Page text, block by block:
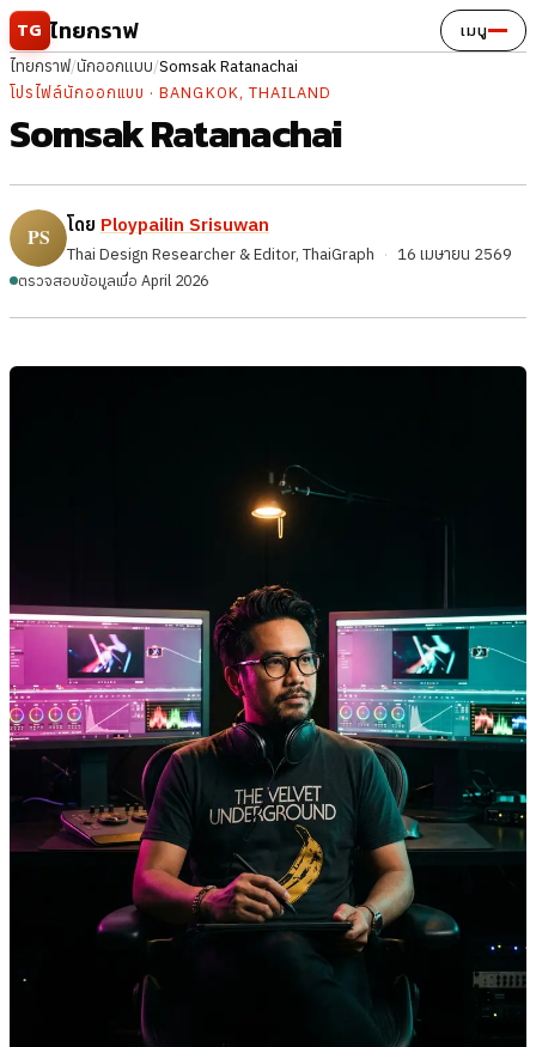
ข้ามไปยังเนื้อหา
TG ไทยกราฟ เมนู
ไทยกราฟ/นักออกแบบ/Somsak Ratanachai
โปรไฟล์นักออกแบบ · BANGKOK, THAILAND
Somsak Ratanachai
โดย Ploypailin Srisuwan
Thai Design Researcher & Editor, ThaiGraph · 16 เมษายน 2569
ตรวจสอบข้อมูลเมื่อ April 2026